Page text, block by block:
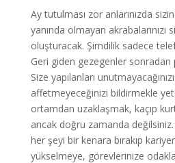
Ay tutulması zor anlarınızda sizin
yanında olmayan
oluşturacak. Şimdilik sadece
Geri giden gezegenler sonradan
Size yapılanları
affetmeyeceğinizi bildirmekle
ortamdan uzaklaşmak, kaçıp
ancak doğru zamanda
her şeyi bir kenara bırakıp
yükselmeye, görevlerinize